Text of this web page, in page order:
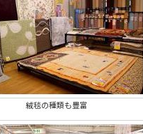
絨毯の種類も豊富